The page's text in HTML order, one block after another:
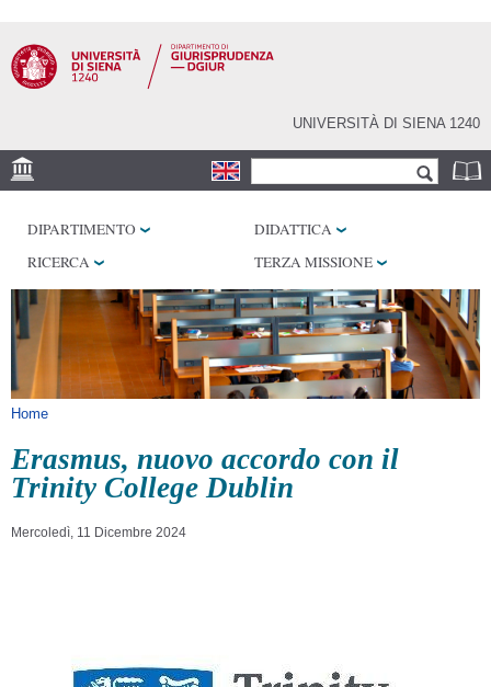
contenuto
principale
UNIVERSITÀ DI SIENA 1240
Form di ricerca
BIBLIOTECHE
SERVIZI
DIPARTIMENTO
DIDATTICA
RICERCA
TERZA MISSIONE
Tu sei qui
Home
Erasmus, nuovo accordo con il
Trinity College Dublin
Mercoledì, 11 Dicembre 2024